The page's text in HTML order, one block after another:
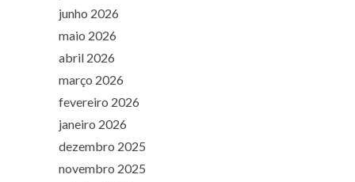
junho 2026
maio 2026
abril 2026
março 2026
fevereiro 2026
janeiro 2026
dezembro 2025
novembro 2025